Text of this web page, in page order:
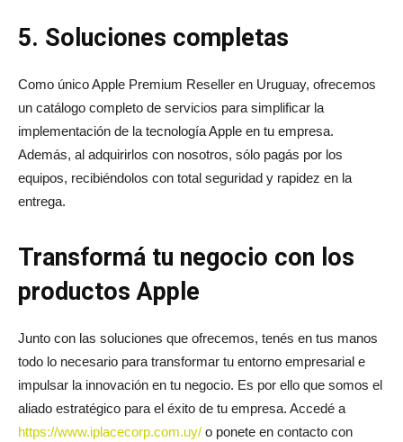
5. Soluciones completas
Como único Apple Premium Reseller en Uruguay, ofrecemos
un catálogo completo de servicios para simplificar la
implementación de la tecnología Apple en tu empresa.
Además, al adquirirlos con nosotros, sólo pagás por los
equipos, recibiéndolos con total seguridad y rapidez en la
entrega.
Transformá tu negocio con los
productos Apple
Junto con las soluciones que ofrecemos, tenés en tus manos
todo lo necesario para transformar tu entorno empresarial e
impulsar la innovación en tu negocio. Es por ello que somos el
aliado estratégico para el éxito de tu empresa. Accedé a
https://www.iplacecorp.com.uy/ o ponete en contacto con